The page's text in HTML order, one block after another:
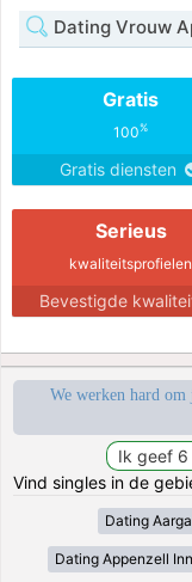
Dating Vrouw
Gratis
100%
Gratis diensten
Serieus
kwaliteitsprofielen
Bevestigde
We werken hard om
Vind singles in de
Dating
Dating Appenzell